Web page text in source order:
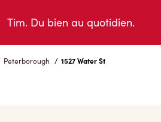
Tim. Du bien au quotidien.
Peterborough / 1527 Water St